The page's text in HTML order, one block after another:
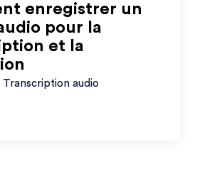
enregistrer un
pour la
et la
Transcription audio